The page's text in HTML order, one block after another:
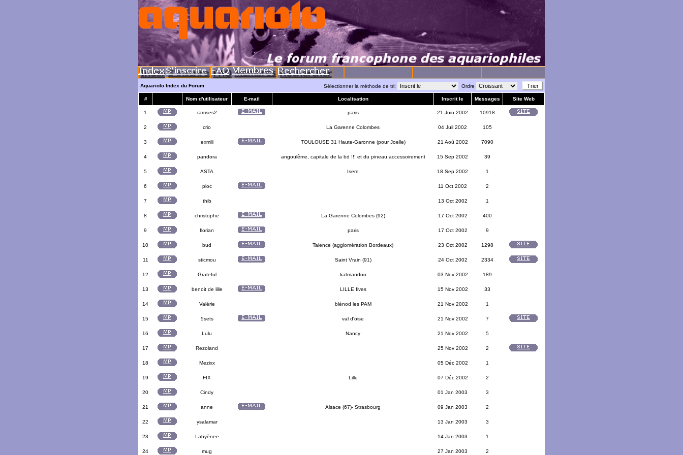
Aquariolo Index du Forum Sélectionner la méthode de tri: Ordre
# Nom d'utilisateur E-mail Localisation Inscrit le Messages Site Web
1 ramses2 paris 21 Juin 2002 10918
2 crio La Garenne Colombes 04 Juil 2002 105
3 exmili TOULOUSE 31 Haute-Garonne (pour Joelle) 21 Aoû 2002 7090
4 pandora angoulême, capitale de la bd !!! et du pineau accessoirement 15 Sep 2002 39
5 ASTA Isere 18 Sep 2002 1
6 ploc 11 Oct 2002 2
7 thib 13 Oct 2002 1
8 christophe La Garenne Colombes (92) 17 Oct 2002 400
9 florian paris 17 Oct 2002 9
10 bud Talence (agglomération Bordeaux) 23 Oct 2002 1298
11 sticmou Saint Vrain (91) 24 Oct 2002 2334
12 Grateful katmandoo 03 Nov 2002 189
13 benoit de lille LILLE fives 15 Nov 2002 33
14 Valérie blénod les PAM 21 Nov 2002 1
15 5sets val d'oise 21 Nov 2002 7
16 Lulu Nancy 21 Nov 2002 5
17 Rezoland 25 Nov 2002 2
18 Mezixx 05 Déc 2002 1
19 FIX Lille 07 Déc 2002 2
20 Cindy 01 Jan 2003 3
21 anne Alsace (67)- Strasbourg 09 Jan 2003 2
22 ysalamar 13 Jan 2003 3
23 Lahyènee 14 Jan 2003 1
24 mug 27 Jan 2003 2